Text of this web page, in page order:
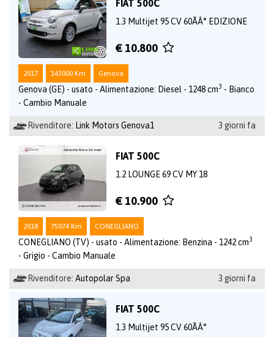
FIAT 500C
1.3 Multijet 95 CV 60ÃÂ° EDIZIONE
€ 10.800
2017 143000 Km Genova
Genova (GE) - usato - Alimentazione: Diesel - 1248 cm3 - Bianco
- Cambio Manuale
Rivenditore: Link Motors Genova1 3 giorni fa
FIAT 500C
1.2 LOUNGE 69 CV MY 18
€ 10.900
2018 75074 Km CONEGLIANO
CONEGLIANO (TV) - usato - Alimentazione: Benzina - 1242 cm3
- Grigio - Cambio Manuale
Rivenditore: Autopolar Spa 3 giorni fa
FIAT 500C
1.3 Multijet 95 CV 60ÃÂ°